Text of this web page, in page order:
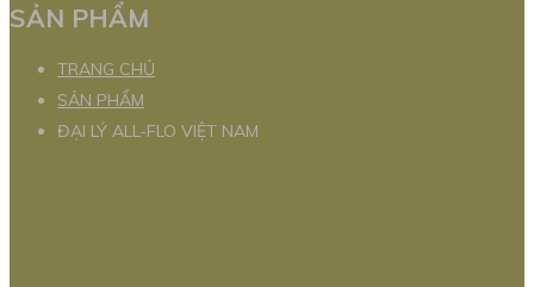
SẢN PHẨM
TRANG CHỦ
SẢN PHẨM
ĐẠI LÝ ALL-FLO VIỆT NAM